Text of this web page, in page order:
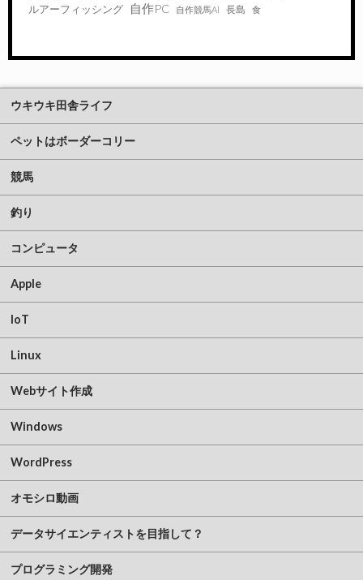
ルアーフィッシング 自作PC 自作競馬AI 長島 食
ウキウキ田舎ライフ
ペットはボーダーコリー
競馬
釣り
コンピュータ
Apple
IoT
Linux
Webサイト作成
Windows
WordPress
オモシロ動画
データサイエンティストを目指して？
プログラミング開発